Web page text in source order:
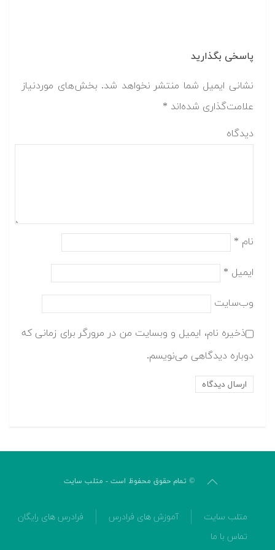
پاسخی بگذارید
نشانی ایمیل شما منتشر نخواهد شد. بخش‌های موردنیاز
علامت‌گذاری شده‌اند *
دیدگاه
نام *
ایمیل *
وب‌سایت
ذخیره نام، ایمیل و وبسایت من در مرورگر برای زمانی که
دوباره دیدگاهی می‌نویسم.
© تمام حقوق محفوظ است - متلب سایت
متلب سایت آموزش های فرادرس
فرادرس های رایگان
تماس با ما